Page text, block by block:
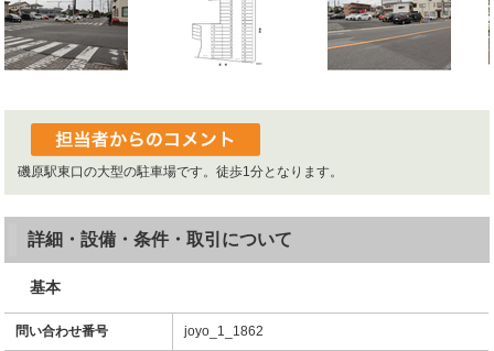
磯原駅東口の大型の駐車場です。徒歩1分となります。
詳細・設備・条件・取引について
基本
問い合わせ番号 joyo_1_1862